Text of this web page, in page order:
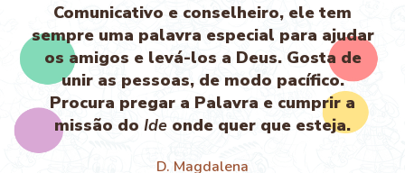
Comunicativo e conselheiro, ele tem
sempre uma palavra especial para ajudar
os amigos e levá-los a Deus. Gosta de
unir as pessoas, de modo pacífico.
Procura pregar a Palavra e cumprir a
missão do Ide onde quer que esteja.
D. Magdalena